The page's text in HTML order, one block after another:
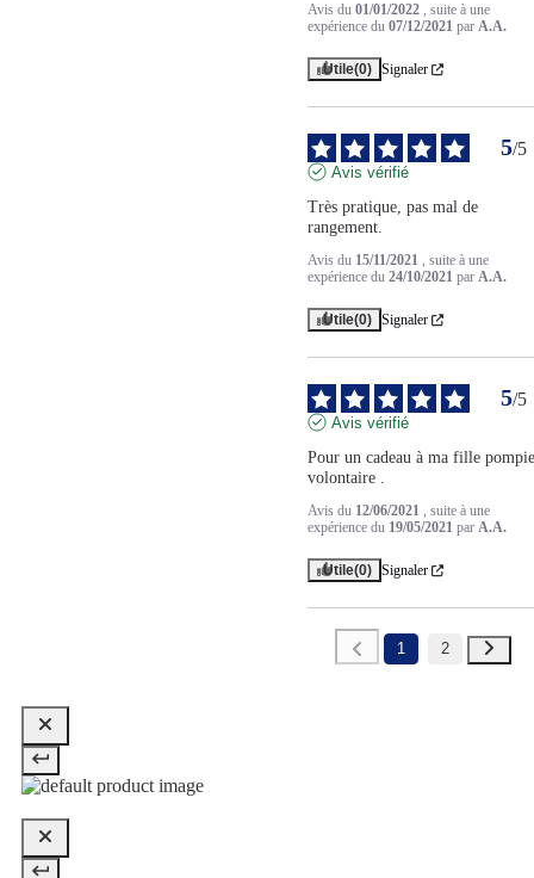
Avis du 01/01/2022 , suite à une
expérience du 07/12/2021 par A.A.
Utile(0) Signaler
5/5
Avis vérifié
Très pratique, pas mal de
rangement.
Avis du 15/11/2021 , suite à une
expérience du 24/10/2021 par A.A.
Utile(0) Signaler
5/5
Avis vérifié
Pour un cadeau à ma fille
volontaire .
Avis du 12/06/2021 , suite à une
expérience du 19/05/2021 par A.A.
Utile(0) Signaler
1 2